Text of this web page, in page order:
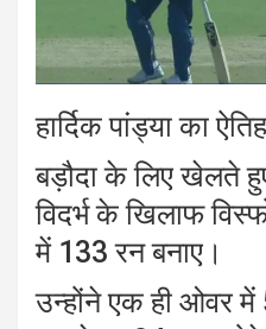
हार्दिक पांड्या का
बड़ौदा के लिए खेलते
विदर्भ के खिलाफ
में 133 रन बनाए।
उन्होंने एक ही ओवर